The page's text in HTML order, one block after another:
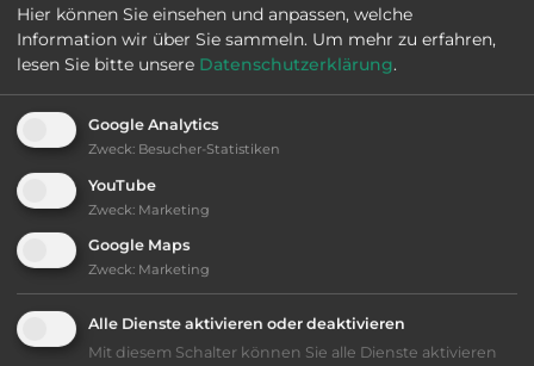
Ausstattung:
bis 10,- Euro
Lage: schön
Geräuschkulisse: erträgliche
Lärmbelästigung
kiesig, harter Grund
Hier können Sie einsehen und anpassen, welche
Information wir über Sie sammeln. Um mehr zu erfahren,
lesen Sie bitte unsere Datenschutzerklärung.
Google Analytics
Zweck: Besucher-Statistiken
YouTube
Zweck: Marketing
Google Maps
Zweck: Marketing
Alle Dienste aktivieren oder deaktivieren
Mit diesem Schalter können Sie alle Dienste aktivieren